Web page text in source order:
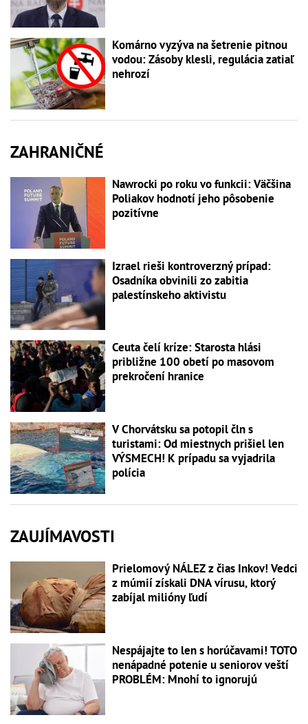
Komárno vyzýva na šetrenie pitnou
vodou: Zásoby klesli, regulácia zatiaľ
nehrozí
ZAHRANIČNÉ
Nawrocki po roku vo funkcii: Väčšina
Poliakov hodnotí jeho pôsobenie
pozitívne
Izrael rieši kontroverzný prípad:
Osadníka obvinili zo zabitia
palestínskeho aktivistu
Ceuta čelí kríze: Starosta hlási
približne 100 obetí po masovom
prekročení hranice
V Chorvátsku sa potopil čln s
turistami: Od miestnych prišiel len
VÝSMECH! K prípadu sa vyjadrila
polícia
ZAUJÍMAVOSTI
Prielomový NÁLEZ z čias Inkov! Vedci
z múmií získali DNA vírusu, ktorý
zabíjal milióny ľudí
Nespájajte to len s horúčavami! TOTO
nenápadné potenie u seniorov veští
PROBLÉM: Mnohí to ignorujú